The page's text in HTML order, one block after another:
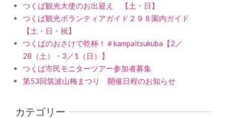
つくば観光大使のお出迎え 【土・日】
つくば観光ボランティアガイド２９８園内ガイド
【土・日・祝】
つくばのおさけで乾杯！＃kampaitsukuba【2／
28（土）・3／1（日）】
つくば市民モニターツアー参加者募集
第53回筑波山梅まつり 開催日程のお知らせ
カテゴリー